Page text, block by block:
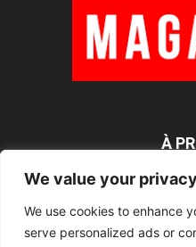
We value your privacy
We use cookies to enhance
serve personalized ads or
À